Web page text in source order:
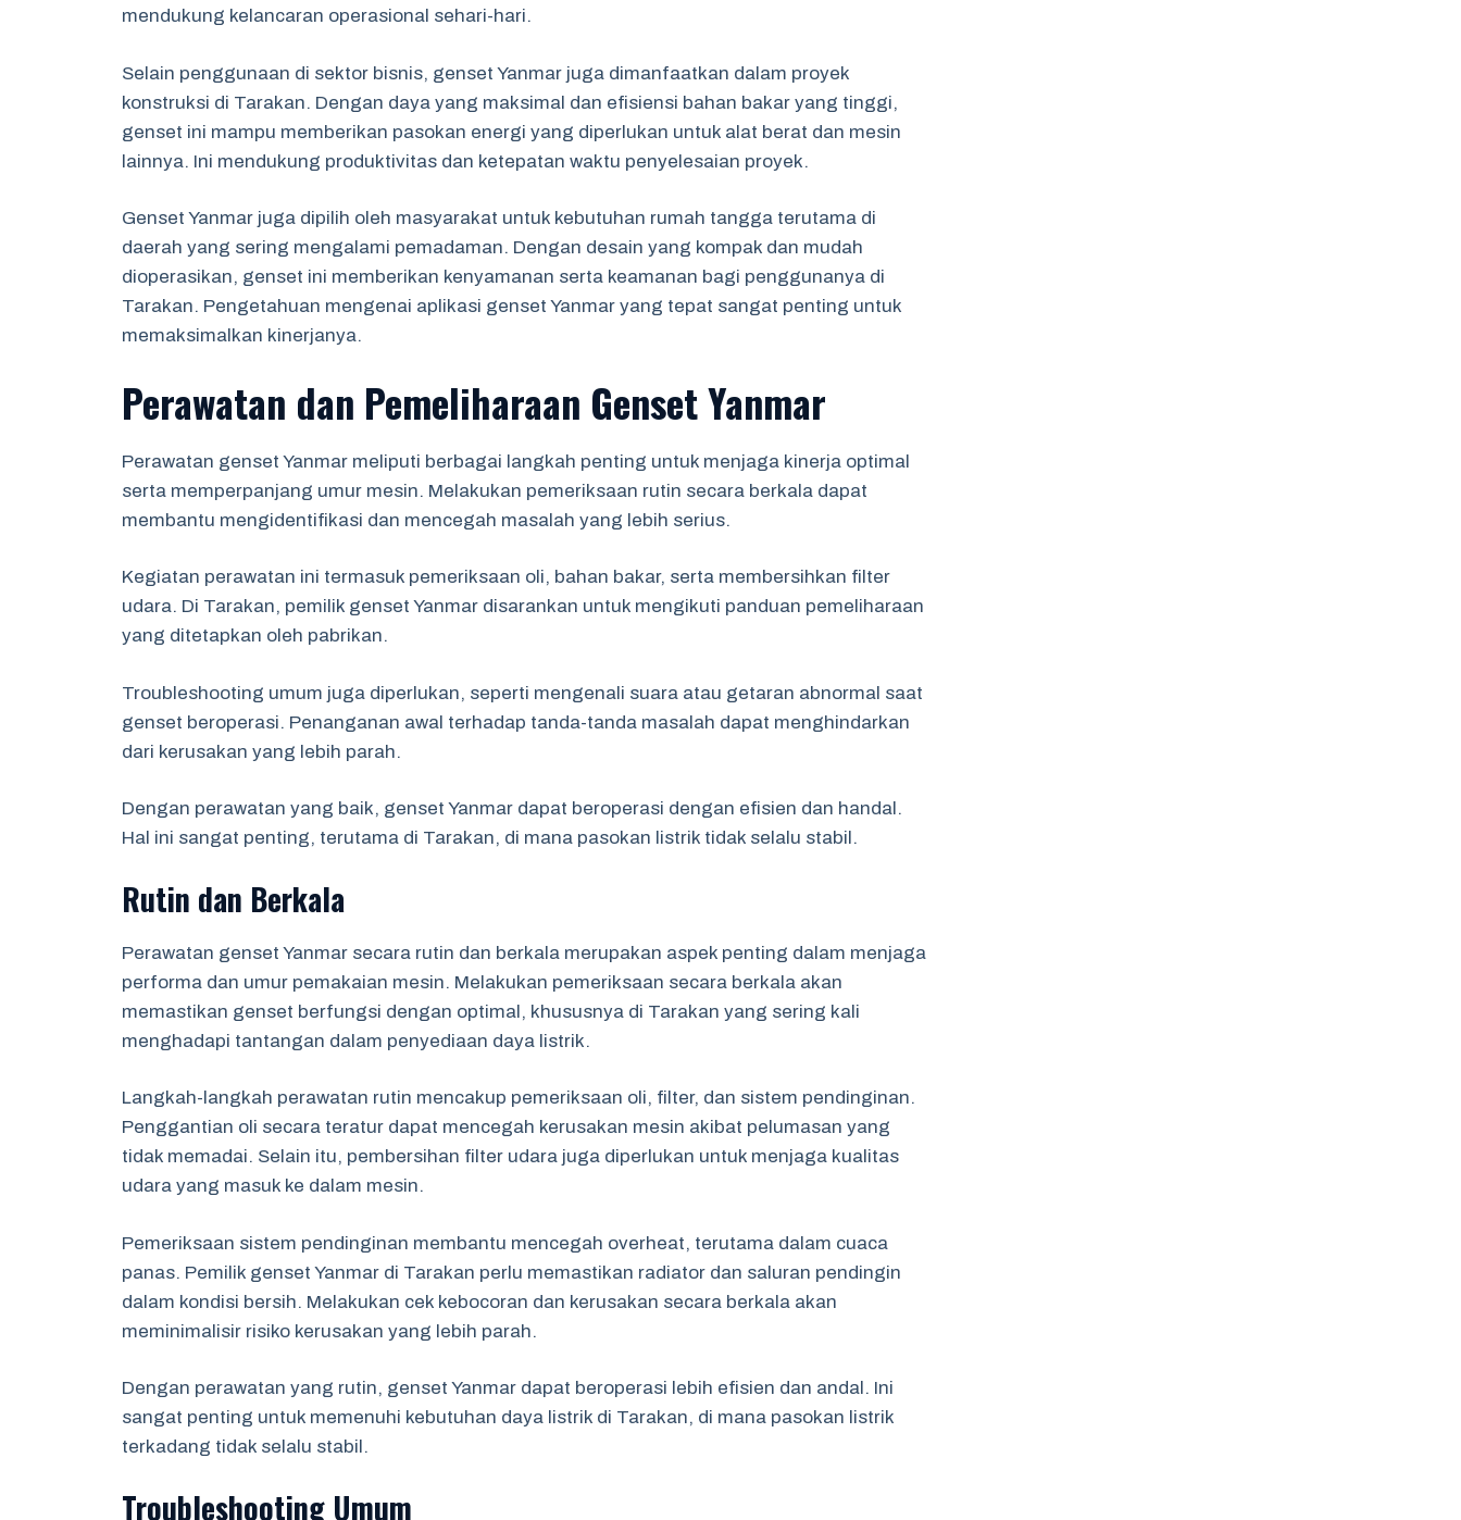
mendukung kelancaran operasional sehari-hari.
Selain penggunaan di sektor bisnis, genset Yanmar juga dimanfaatkan dalam proyek
konstruksi di Tarakan. Dengan daya yang maksimal dan efisiensi bahan bakar yang tinggi,
genset ini mampu memberikan pasokan energi yang diperlukan untuk alat berat dan mesin
lainnya. Ini mendukung produktivitas dan ketepatan waktu penyelesaian proyek.
Genset Yanmar juga dipilih oleh masyarakat untuk kebutuhan rumah tangga terutama di
daerah yang sering mengalami pemadaman. Dengan desain yang kompak dan mudah
dioperasikan, genset ini memberikan kenyamanan serta keamanan bagi penggunanya di
Tarakan. Pengetahuan mengenai aplikasi genset Yanmar yang tepat sangat penting untuk
memaksimalkan kinerjanya.
Perawatan dan Pemeliharaan Genset Yanmar
Perawatan genset Yanmar meliputi berbagai langkah penting untuk menjaga kinerja optimal
serta memperpanjang umur mesin. Melakukan pemeriksaan rutin secara berkala dapat
membantu mengidentifikasi dan mencegah masalah yang lebih serius.
Kegiatan perawatan ini termasuk pemeriksaan oli, bahan bakar, serta membersihkan filter
udara. Di Tarakan, pemilik genset Yanmar disarankan untuk mengikuti panduan pemeliharaan
yang ditetapkan oleh pabrikan.
Troubleshooting umum juga diperlukan, seperti mengenali suara atau getaran abnormal saat
genset beroperasi. Penanganan awal terhadap tanda-tanda masalah dapat menghindarkan
dari kerusakan yang lebih parah.
Dengan perawatan yang baik, genset Yanmar dapat beroperasi dengan efisien dan handal.
Hal ini sangat penting, terutama di Tarakan, di mana pasokan listrik tidak selalu stabil.
Rutin dan Berkala
Perawatan genset Yanmar secara rutin dan berkala merupakan aspek penting dalam menjaga
performa dan umur pemakaian mesin. Melakukan pemeriksaan secara berkala akan
memastikan genset berfungsi dengan optimal, khususnya di Tarakan yang sering kali
menghadapi tantangan dalam penyediaan daya listrik.
Langkah-langkah perawatan rutin mencakup pemeriksaan oli, filter, dan sistem pendinginan.
Penggantian oli secara teratur dapat mencegah kerusakan mesin akibat pelumasan yang
tidak memadai. Selain itu, pembersihan filter udara juga diperlukan untuk menjaga kualitas
udara yang masuk ke dalam mesin.
Pemeriksaan sistem pendinginan membantu mencegah overheat, terutama dalam cuaca
panas. Pemilik genset Yanmar di Tarakan perlu memastikan radiator dan saluran pendingin
dalam kondisi bersih. Melakukan cek kebocoran dan kerusakan secara berkala akan
meminimalisir risiko kerusakan yang lebih parah.
Dengan perawatan yang rutin, genset Yanmar dapat beroperasi lebih efisien dan andal. Ini
sangat penting untuk memenuhi kebutuhan daya listrik di Tarakan, di mana pasokan listrik
terkadang tidak selalu stabil.
Troubleshooting Umum